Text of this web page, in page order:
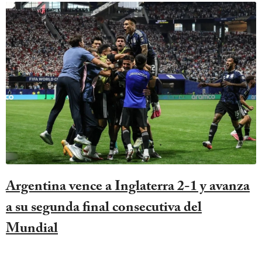
Argentina vence a Inglaterra 2-1 y avanza
a su segunda final consecutiva del
Mundial